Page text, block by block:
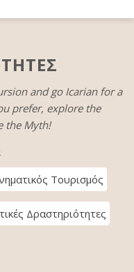
and go Icarian for a
prefer, explore the
the Myth!
Τουρισμός
Δραστηριότητες